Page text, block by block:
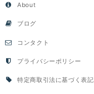
About
ブログ
コンタクト
プライバシーポリシー
特定商取引法に基づく表記